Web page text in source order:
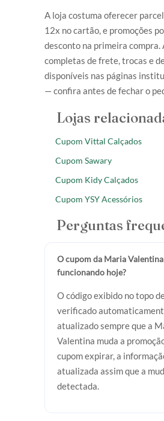
A loja costuma oferecer
12x no cartão, e promoções
desconto na primeira compra.
completas de frete, trocas e
disponíveis nas páginas
— confira antes de fechar o
Lojas
Cupom Vittal Calçados
Cupom Sawary
Cupom Kidy Calçados
Cupom YSY Acessórios
Perguntas
O cupom da Maria
funcionando hoje?
O código exibido no topo
verificado
atualizado sempre que a
Valentina muda a
cupom expirar, a
atualizada assim que a
detectada.